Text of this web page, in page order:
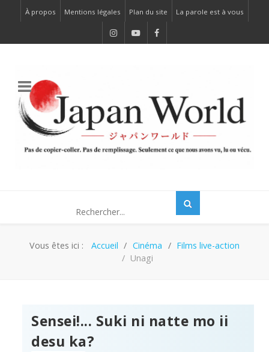
À propos Mentions légales Plan du site La parole est à vous
Vous êtes ici : Accueil Cinéma
Films live-action
Unagi
Sensei!... Suki ni natte mo ii
desu ka?